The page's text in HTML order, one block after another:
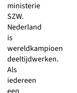
ministerie
SZW.
Nederland
is
wereldkampioen
deeltijdwerken.
Als
iedereen